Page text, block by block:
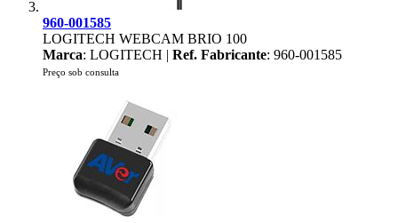
960-001585
LOGITECH WEBCAM BRIO 100
Marca: LOGITECH | Ref. Fabricante: 960-001585
Preço sob consulta